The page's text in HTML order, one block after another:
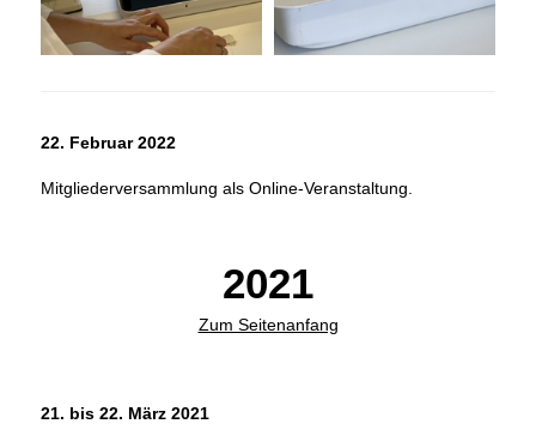
22. Februar 2022
Mitgliederversammlung als Online-Veranstaltung.
2021
Zum Seitenanfang
21. bis 22. März 2021